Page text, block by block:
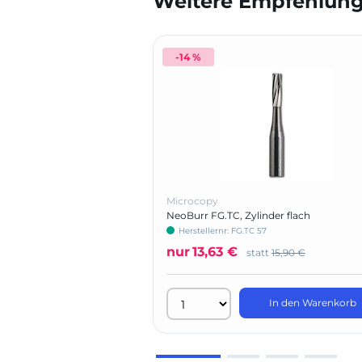
-14 %
Microcopy
NeoBurr FG.TC, Zylinder flach
Herstellernr: FG.TC 57
nur13,63 € statt 15,90 €
In den Warenkorb